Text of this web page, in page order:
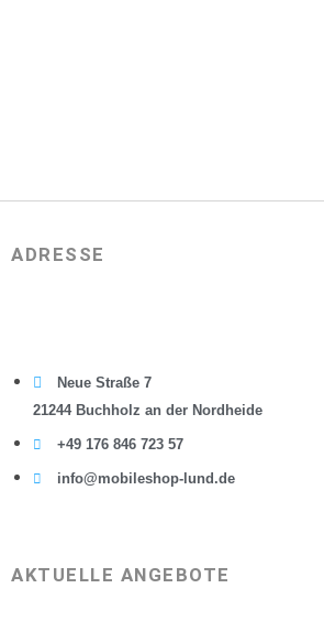
ADRESSE
Neue Straße 7
21244 Buchholz an der Nordheide
+49 176 846 723 57
info@mobileshop-lund.de
AKTUELLE ANGEBOTE